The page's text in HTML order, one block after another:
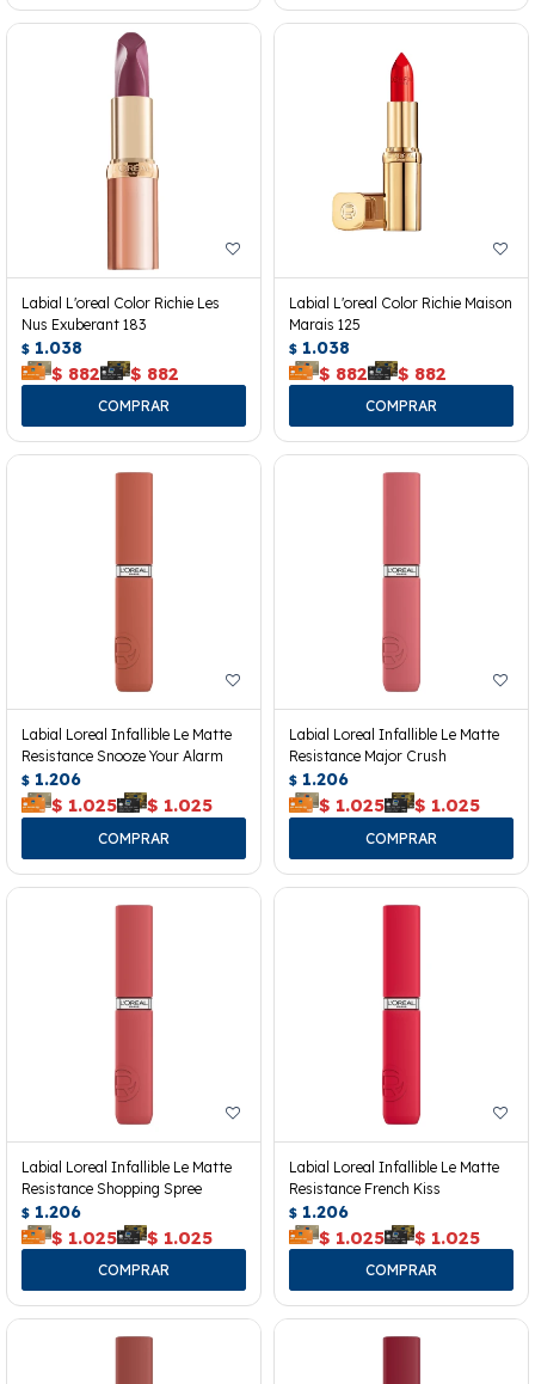
Labial L'oreal Color Richie Les
Nus Exuberant 183
$ 1.038
$ 882 $ 882
Labial L'oreal Color Richie Maison
Marais 125
$ 1.038
$ 882 $ 882
Labial Loreal Infallible Le Matte
Resistance Snooze Your Alarm
$ 1.206
$ 1.025 $ 1.025
Labial Loreal Infallible Le Matte
Resistance Major Crush
$ 1.206
$ 1.025 $ 1.025
Labial Loreal Infallible Le Matte
Resistance Shopping Spree
$ 1.206
$ 1.025 $ 1.025
Labial Loreal Infallible Le Matte
Resistance French Kiss
$ 1.206
$ 1.025 $ 1.025